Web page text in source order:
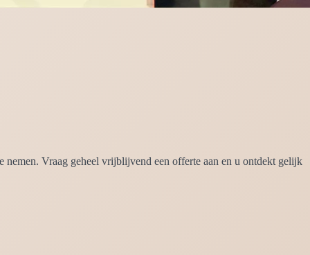
Vraag geheel vrijblijvend een offerte aan en u ontdekt gelijk